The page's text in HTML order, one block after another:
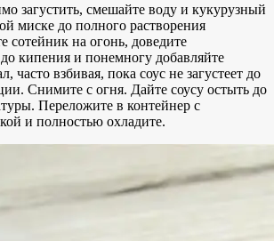
загустить, смешайте воду и кукурузный
миске до полного растворения
сотейник на огонь, доведите
кипения и понемногу добавляйте
часто взбивая, пока соус не загустеет до
Снимите с огня. Дайте соусу остыть до
Переложите в контейнер с
и полностью охладите.